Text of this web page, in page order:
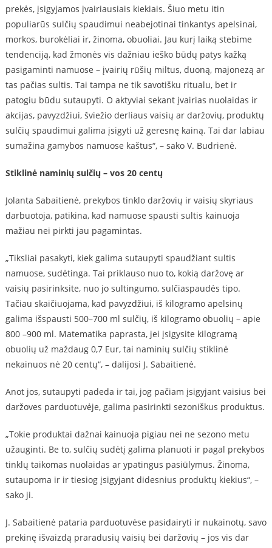
prekės, įsigyjamos įvairiausiais kiekiais. Šiuo metu itin
populiarūs sulčių spaudimui neabejotinai tinkantys apelsinai,
morkos, burokėliai ir, žinoma, obuoliai. Jau kurį laiką stebime
tendenciją, kad žmonės vis dažniau ieško būdų patys kažką
pasigaminti namuose – įvairių rūšių miltus, duoną, majonezą ar
tas pačias sultis. Tai tampa ne tik savotišku ritualu, bet ir
patogiu būdu sutaupyti. O aktyviai sekant įvairias nuolaidas ir
akcijas, pavyzdžiui, šviežio derliaus vaisių ar daržovių, produktų
sulčių spaudimui galima įsigyti už geresnę kainą. Tai dar labiau
sumažina gamybos namuose kaštus“, – sako V. Budrienė.
Stiklinė naminių sulčių – vos 20 centų
Jolanta Sabaitienė, prekybos tinklo daržovių ir vaisių skyriaus
darbuotoja, patikina, kad namuose spausti sultis kainuoja
mažiau nei pirkti jau pagamintas.
„Tiksliai pasakyti, kiek galima sutaupyti spaudžiant sultis
namuose, sudėtinga. Tai priklauso nuo to, kokią daržovę ar
vaisių pasirinksite, nuo jo sultingumo, sulčiaspaudės tipo.
Tačiau skaičiuojama, kad pavyzdžiui, iš kilogramo apelsinų
galima išspausti 500–700 ml sulčių, iš kilogramo obuolių – apie
800 –900 ml. Matematika paprasta, jei įsigysite kilogramą
obuolių už maždaug 0,7 Eur, tai naminių sulčių stiklinė
nekainuos nė 20 centų“, – dalijosi J. Sabaitienė.
Anot jos, sutaupyti padeda ir tai, jog pačiam įsigyjant vaisius bei
daržoves parduotuvėje, galima pasirinkti sezoniškus produktus.
„Tokie produktai dažnai kainuoja pigiau nei ne sezono metu
užauginti. Be to, sulčių sudėtį galima planuoti ir pagal prekybos
tinklų taikomas nuolaidas ar ypatingus pasiūlymus. Žinoma,
sutaupoma ir ir tiesiog įsigyjant didesnius produktų kiekius“, –
sako ji.
J. Sabaitienė pataria parduotuvėse pasidairyti ir nukainotų, savo
prekinę išvaizdą praradusių vaisių bei daržovių – jos vis dar